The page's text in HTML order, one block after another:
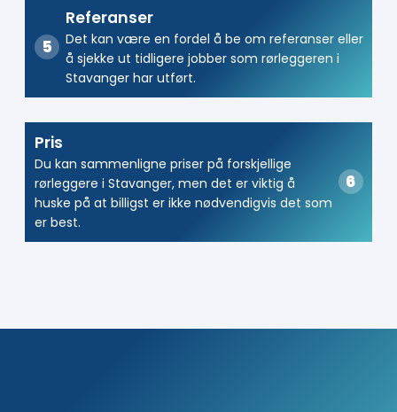
Referanser
Det kan være en fordel å be om referanser eller
å sjekke ut tidligere jobber som rørleggeren i
Stavanger har utført.
Pris
Du kan sammenligne priser på forskjellige
rørleggere i Stavanger, men det er viktig å
huske på at billigst er ikke nødvendigvis det som
er best.